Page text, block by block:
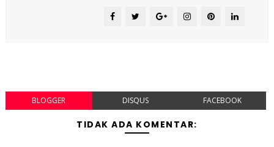
BLOGGER DISQUS FACEBOOK
TIDAK ADA KOMENTAR: